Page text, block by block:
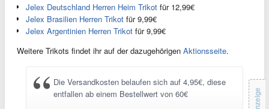
Jelex Deutschland Herren Heim Trikot für 12,99€
Jelex Brasilien Herren Trikot für 9,99€
Jelex Argentinien Herren Trikot für 9,99€
Weitere Trikots findet ihr auf der dazugehörigen Aktionsseite.
Die Versandkosten belaufen sich auf 4,95€, diese
entfallen ab einem Bestellwert von 60€
Anzeige